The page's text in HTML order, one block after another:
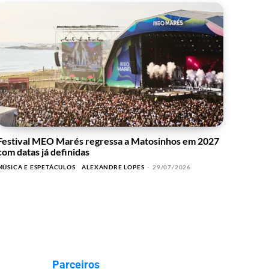
MEO Marés regressa a Matosinhos em 2027
datas já definidas
E ESPETÁCULOS ALEXANDRE LOPES - 29/07/2026
Parceiros